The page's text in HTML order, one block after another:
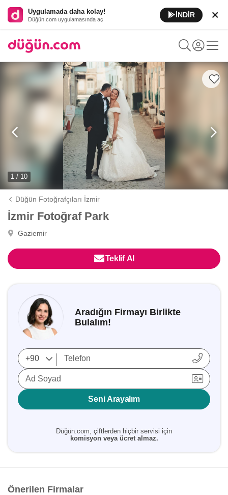
Uygulamada daha kolay!
Düğün.com uygulamasında aç
İNDİR
1 / 10
Düğün Fotoğrafçıları İzmir
İzmir Fotoğraf Park
Gaziemir
Teklif Al
Aradığın Firmayı Birlikte
Bulalım!
Ad Soyad
Seni Arayalım
Düğün.com, çiftlerden hiçbir servisi için
komisyon veya ücret almaz.
Önerilen Firmalar